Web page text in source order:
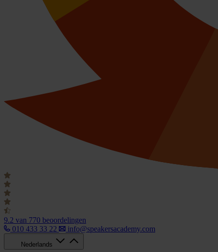
9.2 van 770 beoordelingen
010 433 33 22
info@speakersacademy.com
Nederlands